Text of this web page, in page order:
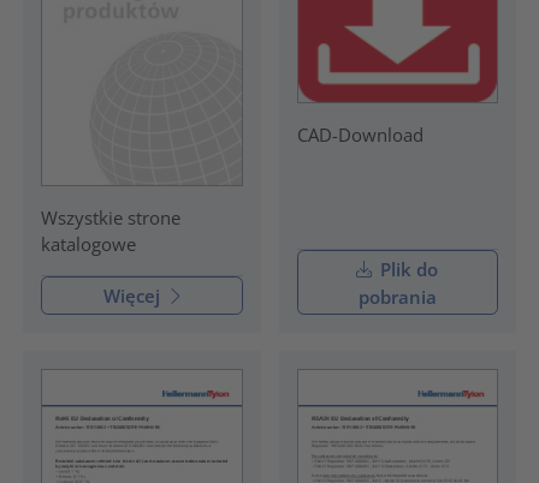
Wszystkie strone
katalogowe
Więcej
CAD-Download
Plik do
pobrania